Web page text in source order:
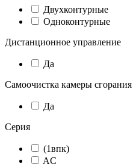
Двухконтурные
Одноконтурные
Дистанционное управление
Да
Самоочистка камеры сгорания
Да
Серия
(1впк)
AC